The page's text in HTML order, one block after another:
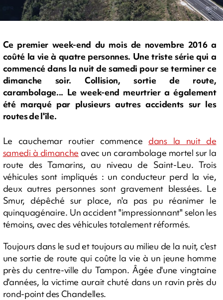
Ce premier week-end du mois de novembre 2016 a
coûté la vie à quatre personnes. Une triste série qui a
commencé dans la nuit de samedi pour se terminer ce
dimanche soir. Collision, sortie de route,
carambolage... Le week-end meurtrier a également
été marqué par plusieurs autres accidents sur les
routes de l'île.
Le cauchemar routier commence dans la nuit de
samedi à dimanche avec un carambolage mortel sur la
route des Tamarins, au niveau de Saint-Leu. Trois
véhicules sont impliqués : un conducteur perd la vie,
deux autres personnes sont gravement blessées. Le
Smur, dépêché sur place, n'a pas pu réanimer le
quinquagénaire. Un accident "impressionnant" selon les
témoins, avec des véhicules totalement réformés.
Toujours dans le sud et toujours au milieu de la nuit, c'est
une sortie de route qui coûte la vie à un jeune homme
près du centre-ville du Tampon. Âgée d'une vingtaine
d'années, la victime aurait chuté dans un ravin près du
rond-point des Chandelles.